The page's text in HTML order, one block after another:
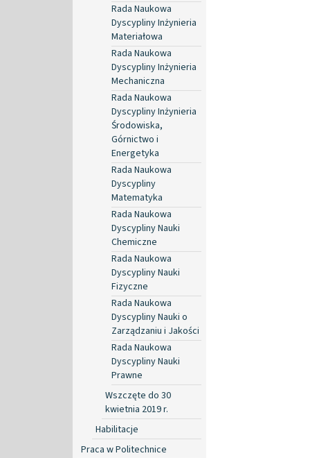
Rada Naukowa
Dyscypliny Inżynieria
Materiałowa
Rada Naukowa
Dyscypliny Inżynieria
Mechaniczna
Rada Naukowa
Dyscypliny Inżynieria
Środowiska,
Górnictwo i
Energetyka
Rada Naukowa
Dyscypliny
Matematyka
Rada Naukowa
Dyscypliny Nauki
Chemiczne
Rada Naukowa
Dyscypliny Nauki
Fizyczne
Rada Naukowa
Dyscypliny Nauki o
Zarządzaniu i Jakości
Rada Naukowa
Dyscypliny Nauki
Prawne
Wszczęte do 30
kwietnia 2019 r.
Habilitacje
Praca w Politechnice